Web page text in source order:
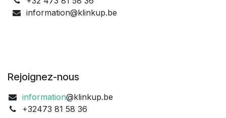
information@klinkup.be
Rejoignez-nous
information@klinkup.be
+32473 81 58 36